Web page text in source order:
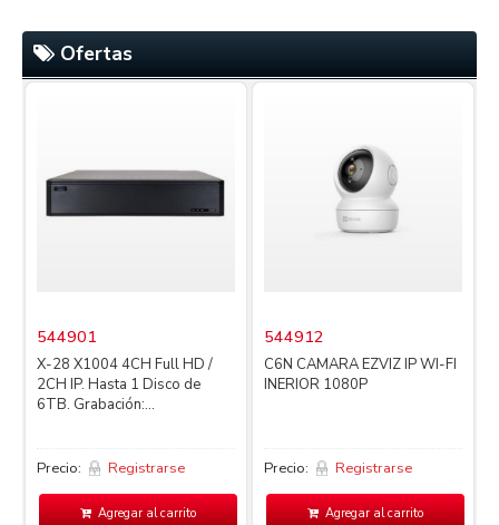
Ofertas
544901
X-28 X1004 4CH Full HD /
2CH IP. Hasta 1 Disco de
6TB. Grabación:...
Precio: Registrarse
Agregar al carrito
544912
C6N CAMARA EZVIZ IP WI-FI
INERIOR 1080P
Precio: Registrarse
Agregar al carrito